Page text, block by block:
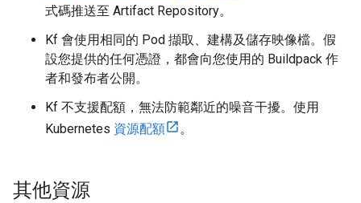
式碼推送至 Artifact Repository。
Kf 會使用相同的 Pod 擷取、建構及儲存映像檔。假
設您提供的任何憑證，都會向您使用的 Buildpack 作
者和發布者公開。
Kf 不支援配額，無法防範鄰近的噪音干擾。使用
Kubernetes 資源配額 。
其他資源